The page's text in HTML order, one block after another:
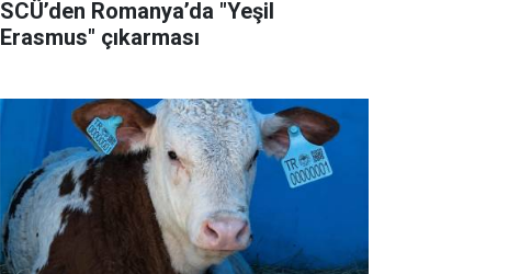
SCÜ’den Romanya’da "Yeşil
Erasmus" çıkarması